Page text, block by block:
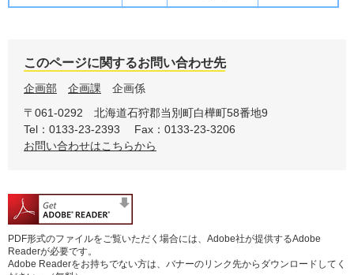
このページに関するお問い合わせ先
企画部 企画課
企画係
〒061-0292
北海道石狩郡当別町白樺町58番地9
Tel：0133-23-2393
Fax：0133-23-3206
お問い合わせはこちらから
PDF形式のファイルをご覧いただく場合には、Adobe社が提供するAdobe
Readerが必要です。
Adobe Readerをお持ちでない方は、バナーのリンク先からダウンロードしてく